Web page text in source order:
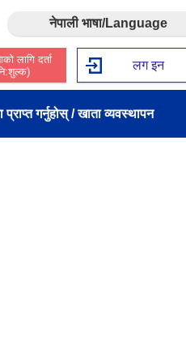
नेपाली भाषा/Language
लागि दर्ता
लग इन
प्राप्त गर्नुहोस् / खाता व्यवस्थापन